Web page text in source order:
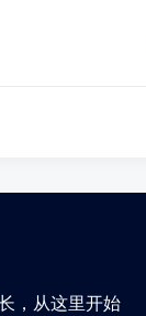
，从这里开始